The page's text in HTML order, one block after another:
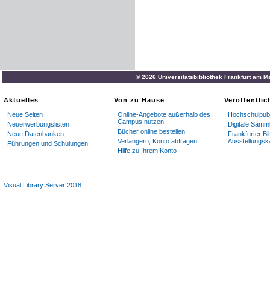
© 2026 Universitätsbibliothek Frankfurt am
Aktuelles
Neue Seiten
Neuerwerbungslisten
Neue Datenbanken
Führungen und Schulungen
Von zu Hause
Online-Angebote außerhalb des
Campus nutzen
Bücher online bestellen
Verlängern, Konto abfragen
Hilfe zu Ihrem Konto
Digitale
Frankfurter
Visual Library Server 2018